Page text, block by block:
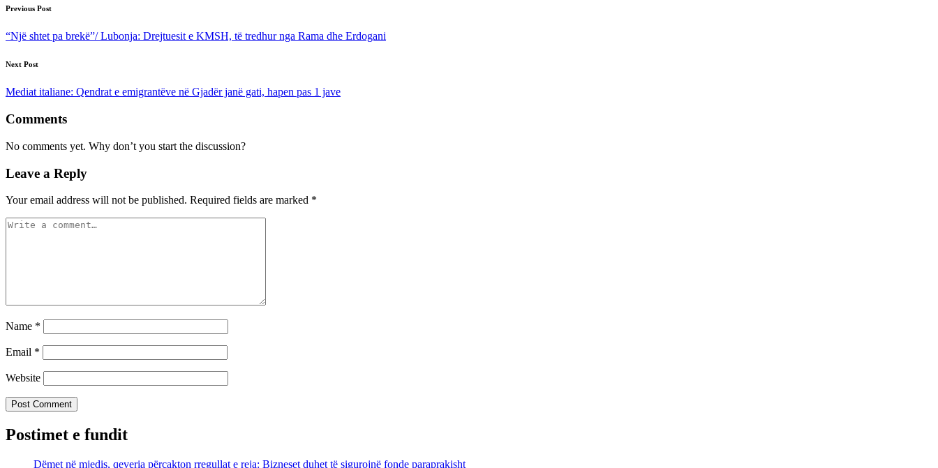
Post
navigation
Previous Post
“Një shtet pa brekë”/ Lubonja: Drejtuesit e KMSH, të tredhur nga Rama dhe Erdogani
Next Post
Mediat italiane: Qendrat e emigrantëve në Gjadër janë gati, hapen pas 1 jave
Comments
No comments yet. Why don’t you start the discussion?
Leave a Reply
Your email address will not be published. Required fields are marked *
Name *
Email *
Website
Postimet e fundit
Dëmet në mjedis, qeveria përcakton rregullat e reja: Bizneset duhet të sigurojnë fonde paraprakisht